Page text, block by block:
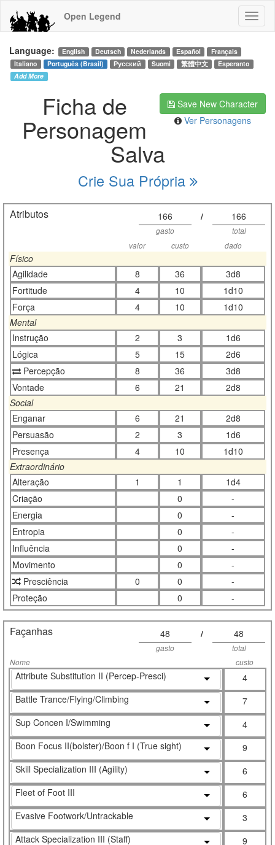
Open Legend
Language: English Deutsch Nederlands Español
Français
Italiano
Português (Brasil) Русский Suomi 繁體中文
Esperanto
Add More
Save New Character
Ver Personagens
Ficha de
Personagem
Salva
Crie Sua Própria
Atributos 166 / 166
gasto
total
valor
custo dado
Físico
Agilidade
8 36
3d8
Fortitude
4 10
1d10
Força
4 10
1d10
Mental
Instrução
2 3
1d6
Lógica
5 15
2d6
Percepção
8 36
3d8
Vontade
6 21
2d8
Social
Enganar
6 21
2d8
Persuasão
2 3
1d6
Presença
4 10
1d10
Extraordinário
Alteração
1 1
1d4
Criação
0
-
Energia
0
-
Entropia
0
-
Influência
0
-
Movimento
0
-
Presciência
0 0
-
Proteção
0 -
Façanhas 48 / 48
gasto
total
Nome
custo
Attribute Substitution II (Percep-Presci)
4
Battle Trance/Flying/Climbing
7
Sup Concen I/Swimming
4
Boon Focus II(bolster)/Boon f I (True sight)
9
Skill Specialization III (Agility)
6
Fleet of Foot III
6
Evasive Footwork/Untrackable
3
Attack Specialization III (Staff)
9